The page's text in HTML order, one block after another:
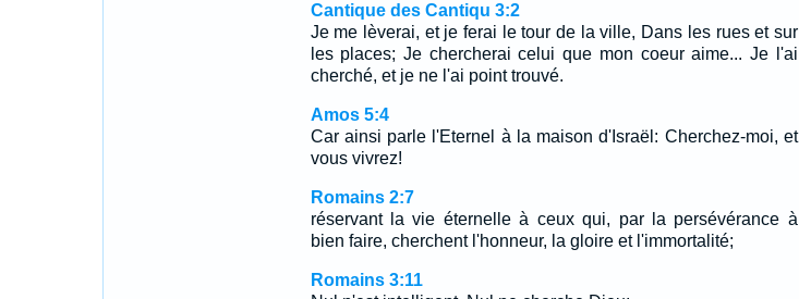
Cantique des Cantiqu 3:2
Je me lèverai, et je ferai le tour de la ville, Dans les rues et sur
les places; Je chercherai celui que mon coeur aime... Je l'ai
cherché, et je ne l'ai point trouvé.
Amos 5:4
Car ainsi parle l'Eternel à la maison d'Israël: Cherchez-moi, et
vous vivrez!
Romains 2:7
réservant la vie éternelle à ceux qui, par la persévérance à
bien faire, cherchent l'honneur, la gloire et l'immortalité;
Romains 3:11